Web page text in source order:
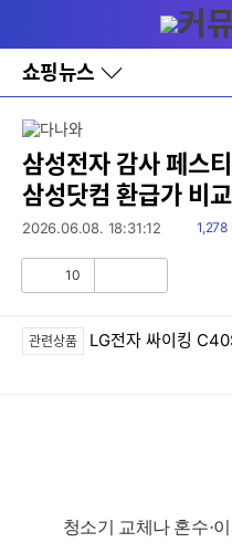
와
홈
쇼핑뉴스
바
로
레
이
어
창
토
삼성전자 감사 페스
삼성닷컴 환급가 비
2026.06.08. 18:31:12
읽
1,278
10
관련상품 LG전자 싸이킹
청소기 교체나 혼수·